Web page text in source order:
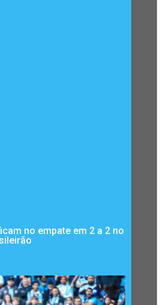
no empate em 2 a 2 no